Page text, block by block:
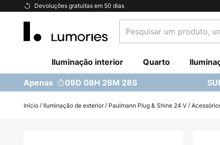
Devoluções gratuitas em 50 dias
Ir
Conteúdo
um
uma
categoria...
Iluminação interior Quarto
Apenas 09D 08H 28M 27S
Início Iluminação de exterior Paulmann Plug & Shine 24 V